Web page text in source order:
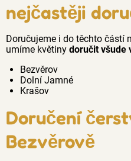
nejčastěji
Doručujeme i do těchto částí
umíme květiny doručit všude
Bezvěrov
Dolní Jamné
Krašov
Doručení
Bezvěrově